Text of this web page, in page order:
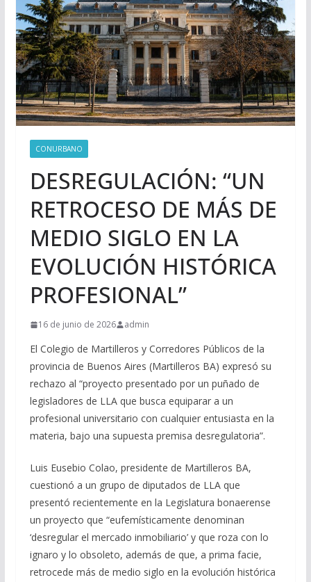
CONURBANO
DESREGULACIÓN: “UN
RETROCESO DE MÁS DE
MEDIO SIGLO EN LA
EVOLUCIÓN HISTÓRICA
PROFESIONAL”
16 de junio de 2026 admin
El Colegio de Martilleros y Corredores Públicos de la
provincia de Buenos Aires (Martilleros BA) expresó su
rechazo al “proyecto presentado por un puñado de
legisladores de LLA que busca equiparar a un
profesional universitario con cualquier entusiasta en la
materia, bajo una supuesta premisa desregulatoria”.
Luis Eusebio Colao, presidente de Martilleros BA,
cuestionó a un grupo de diputados de LLA que
presentó recientemente en la Legislatura bonaerense
un proyecto que “eufemísticamente denominan
‘desregular el mercado inmobiliario’ y que roza con lo
ignaro y lo obsoleto, además de que, a prima facie,
retrocede más de medio siglo en la evolución histórica